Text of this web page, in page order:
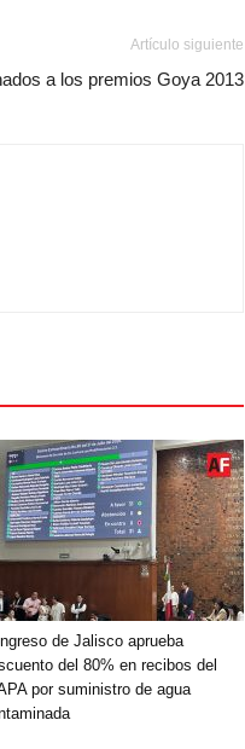
Artículo siguiente
a los premios Goya 2013
de Jalisco aprueba
del 80% en recibos del
por suministro de agua